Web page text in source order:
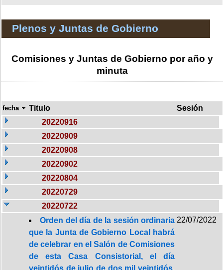
Plenos y Juntas de Gobierno
Comisiones y Juntas de Gobierno por año y
minuta
fecha Titulo
Sesión
20220916
20220909
20220908
20220902
20220804
20220729
20220722
Orden del día de la sesión ordinaria
que la Junta de Gobierno Local habrá
de celebrar en el Salón de Comisiones
de esta Casa Consistorial, el día
veintidós de julio de dos mil veintidós,
22/07/2022